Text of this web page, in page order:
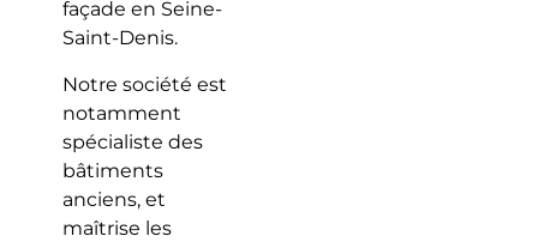
façade en Seine-
Saint-Denis.
Notre société est
notamment
spécialiste des
bâtiments
anciens, et
maîtrise les